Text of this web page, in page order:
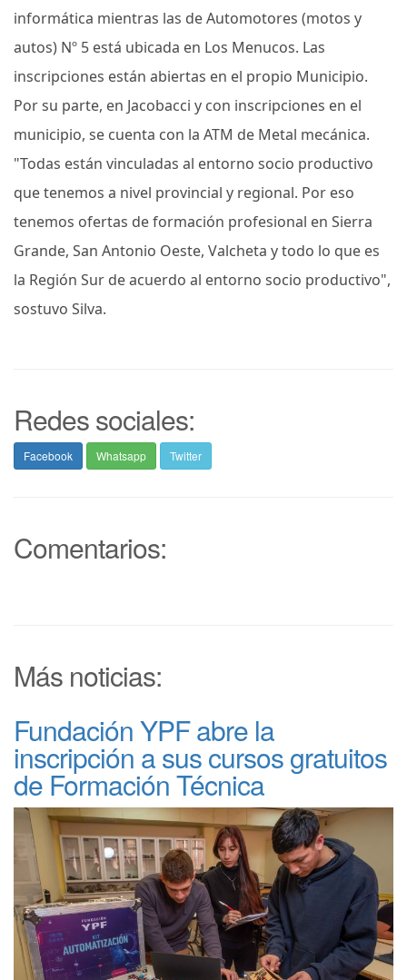
informática mientras las de Automotores (motos y
autos) Nº 5 está ubicada en Los Menucos. Las
inscripciones están abiertas en el propio Municipio.
Por su parte, en Jacobacci y con inscripciones en el
municipio, se cuenta con la ATM de Metal mecánica.
"Todas están vinculadas al entorno socio productivo
que tenemos a nivel provincial y regional. Por eso
tenemos ofertas de formación profesional en Sierra
Grande, San Antonio Oeste, Valcheta y todo lo que es
la Región Sur de acuerdo al entorno socio productivo",
sostuvo Silva.
Redes sociales:
Facebook Whatsapp Twitter
Comentarios:
Más noticias:
Fundación YPF abre la
inscripción a sus cursos gratuitos
de Formación Técnica